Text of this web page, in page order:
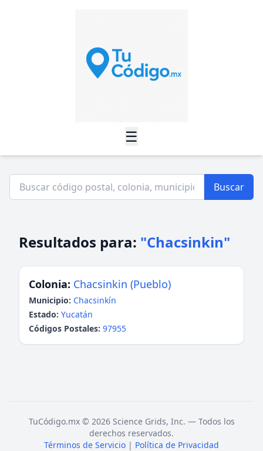
☰
Buscar
Resultados para: "Chacsinkin"
Colonia: Chacsinkin (Pueblo)
Municipio: Chacsinkín
Estado: Yucatán
Códigos Postales: 97955
TuCódigo.mx © 2026 Science Grids, Inc. — Todos los
derechos reservados.
Términos de Servicio | Política de Privacidad